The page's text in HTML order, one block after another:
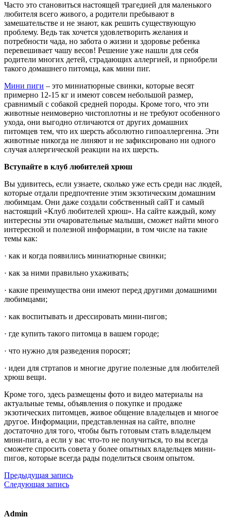
Часто это становиться настоящей трагедией для маленького
любителя всего живого, а родители пребывают в
замешательстве и не знают, как решить существующую
проблему. Ведь так хочется удовлетворить желания и
потребности чада, но забота о жизни и здоровье ребенка
перевешивает чашу весов! Решение уже нашли для себя
родители многих детей, страдающих аллергией, и приобрели
такого домашнего питомца, как мини пиг.
Мини пиги – это миниатюрные свинки, которые весят
примерно 12-15 кг и имеют совсем небольшой размер,
сравнимый с собакой средней породы. Кроме того, что эти
животные неимоверно чистоплотны и не требуют особенного
ухода, они выгодно отличаются от других домашних
питомцев тем, что их шерсть абсолютно гипоаллергенна. Эти
животные никогда не линяют и не зафиксировано ни одного
случая аллергической реакции на их шерсть.
Вступайте в клуб любителей хрюш
Вы удивитесь, если узнаете, сколько уже есть среди нас людей,
которые отдали предпочтение этим экзотическим домашним
любимцам. Они даже создали собственный сайТ и самый
настоящий «Клуб любителей хрюш». На сайте каждый, кому
интересны эти очаровательные малыши, сможет найти много
интересной и полезной информации, в том числе на такие
темы как:
· как и когда появились миниатюрные свинки;
· как за ними правильно ухаживать;
· какие преимущества они имеют перед другими домашними
любимцами;
· как воспитывать и дрессировать мини-пигов;
· где купить такого питомца в вашем городе;
· что нужно для разведения поросят;
· идеи для стртапов и многие другие полезные для любителей
хрюш вещи.
Кроме того, здесь размещены фото и видео материалы на
актуальные темы, объявления о покупке и продаже
экзотических питомцев, живое общение владельцев и многое
другое. Информации, представленная на сайте, вполне
достаточно для того, чтобы быть готовым стать владельцем
мини-пига, а если у вас что-то не получиться, то вы всегда
сможете спросить совета у более опытных владельцев мини-
пигов, которые всегда рады поделиться своим опытом.
Предыдущая запись
Следующая запись
Admin